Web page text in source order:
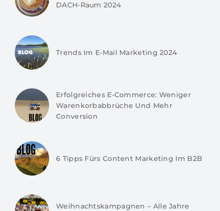
DACH-Raum 2024
Trends Im E-Mail Marketing 2024
Erfolgreiches E-Commerce: Weniger
Warenkorbabbrüche Und Mehr
Conversion
6 Tipps Fürs Content Marketing Im B2B
Weihnachtskampagnen – Alle Jahre